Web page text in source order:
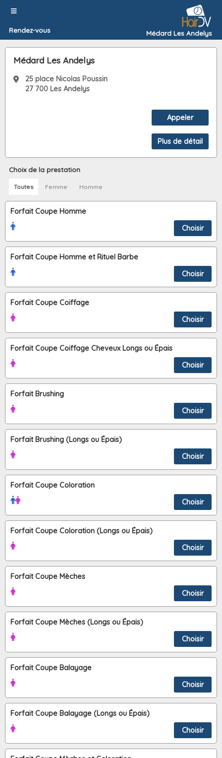
Médard Les Andelys
Rendez-vous
Médard Les Andelys
25 place Nicolas Poussin
27 700 Les Andelys
Choix de la prestation
Toutes Femme Homme
Forfait Coupe Homme
Choisir
Forfait Coupe Homme et Rituel Barbe
Choisir
Forfait Coupe Coiffage
Choisir
Forfait Coupe Coiffage Cheveux Longs ou Épais
Choisir
Forfait Brushing
Choisir
Forfait Brushing (Longs ou Épais)
Choisir
Forfait Coupe Coloration
Choisir
Forfait Coupe Coloration (Longs ou Épais)
Choisir
Forfait Coupe Mèches
Choisir
Forfait Coupe Mèches (Longs ou Épais)
Choisir
Forfait Coupe Balayage
Choisir
Forfait Coupe Balayage (Longs ou Épais)
Choisir